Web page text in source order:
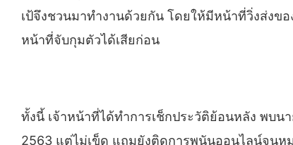
เป้จึงชวนมาทำงานด้วยกัน โดยให้มีหน้าที่วิ่งส่งข
หน้าที่จับกุมตัวได้เสียก่อน
ทั้งนี้ เจ้าหน้าที่ได้ทำการเช็กประวัติย้อนหลัง พบ
2563 แต่ไม่เข็ด แถมยังติดการพนันออนไลน์จนห